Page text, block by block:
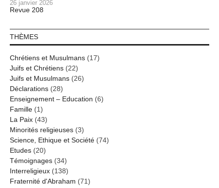
26 janvier 2026
Revue 208
THÈMES
Chrétiens et Musulmans (17)
Juifs et Chrétiens (22)
Juifs et Musulmans (26)
Déclarations (28)
Enseignement – Education (6)
Famille (1)
La Paix (43)
Minorités religieuses (3)
Science, Ethique et Société (74)
Etudes (20)
Témoignages (34)
Interreligieux (138)
Fraternité d'Abraham (71)